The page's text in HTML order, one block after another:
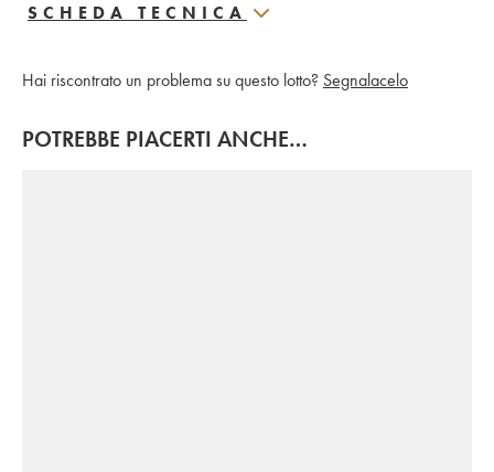
SCHEDA TECNICA
Hai riscontrato un problema su questo lotto? Segnalacelo
POTREBBE PIACERTI ANCHE…